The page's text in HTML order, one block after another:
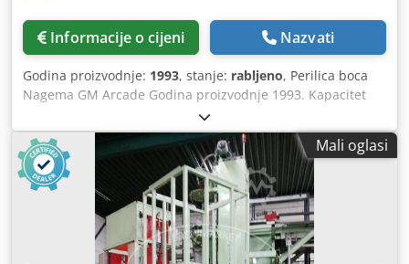
Informacije o cijeni Nazvati
Godina proizvodnje: 1993, stanje: rabljeno, Perilica boca
Nagema GM Arcade Godina proizvodnje 1993. Kapacitet
23.000 boca/h Stroj (dodatno): jednostrani stroj Kapacitet:
21000 boca/h Boce po redu: 16 boca po redu Snaga: 20 kW
Djdpfx Akovcqgzokjck struja: 43 A Duljina: 8,64 m Širina:
4,47 m Visina: 1,92 m Formati: boca 0,5 l NRW Oprema:
Grijanje na paru; odvođenje dima; umetnuti sita, tankovi za
taloženje lužine Periferija: S5 kontroler (HMI Lauer) Težina:
Mali oglasi